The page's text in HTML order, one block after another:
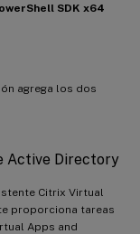
SDK x64
agrega los dos
Active Directory
Citrix Virtual
proporciona tareas
Apps and